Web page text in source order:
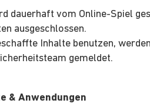
dauerhaft vom Online-Spiel
ausgeschlossen.
Inhalte benutzen,
gemeldet.
& Anwendungen